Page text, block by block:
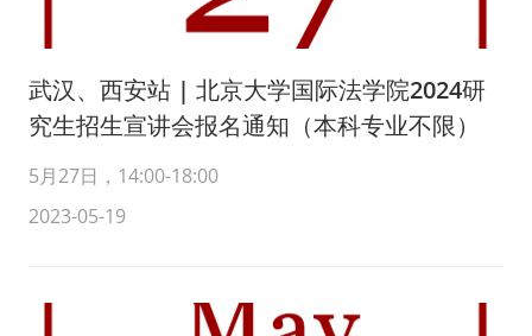
武汉、西安站 | 北京大学国际法学院2024研
究生招生宣讲会报名通知（本科专业不限）
5月27日，14:00-18:00
2023-05-19